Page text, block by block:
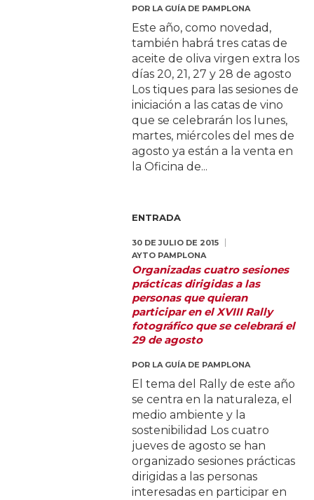
POR LA GUÍA DE PAMPLONA
Este año, como novedad,
también habrá tres catas de
aceite de oliva virgen extra los
días 20, 21, 27 y 28 de agosto
Los tiques para las sesiones de
iniciación a las catas de vino
que se celebrarán los lunes,
martes, miércoles del mes de
agosto ya están a la venta en
la Oficina de...
ENTRADA
30 DE JULIO DE 2015
AYTO PAMPLONA
Organizadas cuatro sesiones
prácticas dirigidas a las
personas que quieran
participar en el XVIII Rally
fotográfico que se celebrará el
29 de agosto
POR LA GUÍA DE PAMPLONA
El tema del Rally de este año
se centra en la naturaleza, el
medio ambiente y la
sostenibilidad Los cuatro
jueves de agosto se han
organizado sesiones prácticas
dirigidas a las personas
interesadas en participar en